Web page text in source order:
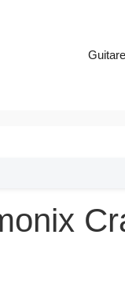
Guitare